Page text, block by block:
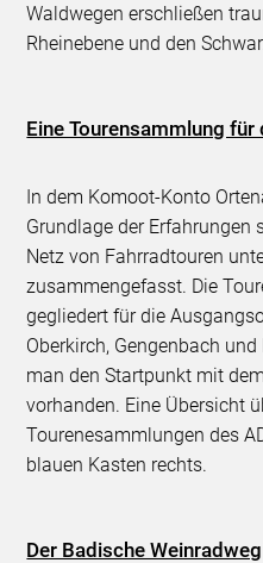
Waldwegen erschließen
Rheinebene und den
Eine Tourensammlung für
In dem Komoot-Konto
Grundlage der Erfahrungen
Netz von Fahrradtouren
zusammengefasst. Die
gegliedert für die
Oberkirch, Gengenbach
man den Startpunkt mit
vorhanden. Eine Übersicht
Tourenesammlungen des
blauen Kasten rechts.
Der Badische Weinradweg